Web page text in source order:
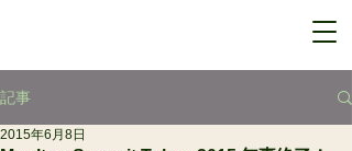
記事
2015年6月8日